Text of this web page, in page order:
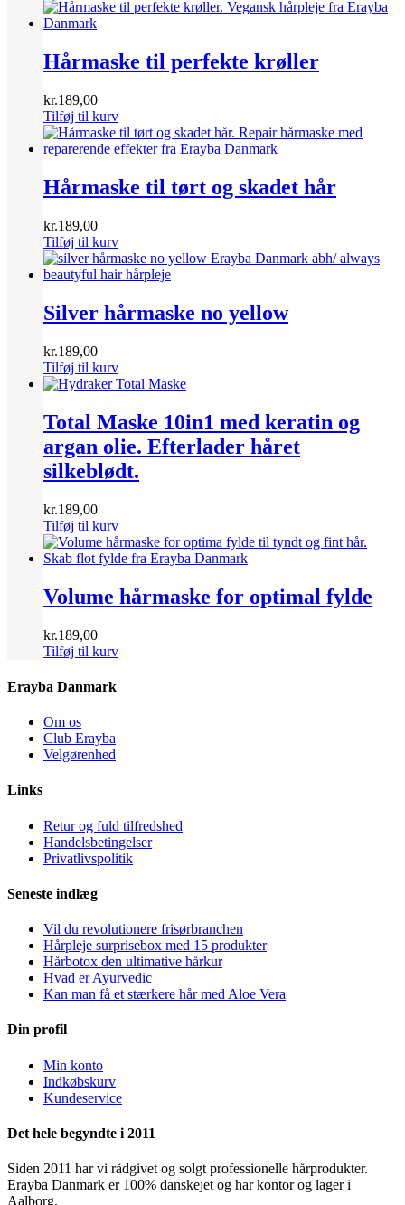
Hårmaske til perfekte krøller
kr.189,00
Tilføj til kurv
Hårmaske til tørt og skadet hår
kr.189,00
Tilføj til kurv
Silver hårmaske no yellow
kr.189,00
Tilføj til kurv
Total Maske 10in1 med keratin og
argan olie. Efterlader håret
silkeblødt.
kr.189,00
Tilføj til kurv
Volume hårmaske for optimal fylde
kr.189,00
Tilføj til kurv
Erayba Danmark
Om os
Club Erayba
Velgørenhed
Links
Retur og fuld tilfredshed
Handelsbetingelser
Privatlivspolitik
Seneste indlæg
Vil du revolutionere frisørbranchen
Hårpleje surprisebox med 15 produkter
Hårbotox den ultimative hårkur
Hvad er Ayurvedic
Kan man få et stærkere hår med Aloe Vera
Din profil
Min konto
Indkøbskurv
Kundeservice
Det hele begyndte i 2011
Siden 2011 har vi rådgivet og solgt professionelle hårprodukter.
Erayba Danmark er 100% danskejet og har kontor og lager i
Aalborg.